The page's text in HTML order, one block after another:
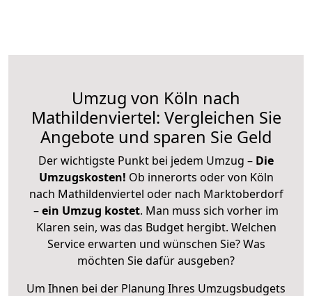
Umzug von Köln nach
Mathildenviertel: Vergleichen Sie
Angebote und sparen Sie Geld
Der wichtigste Punkt bei jedem Umzug – Die
Umzugskosten! Ob innerorts oder von Köln
nach Mathildenviertel oder nach Marktoberdorf
–ein Umzug kostet. Man muss sich vorher im
Klaren sein, was das Budget hergibt. Welchen
Service erwarten und wünschen Sie? Was
möchten Sie dafür ausgeben?
Um Ihnen bei der Planung Ihres Umzugsbudgets